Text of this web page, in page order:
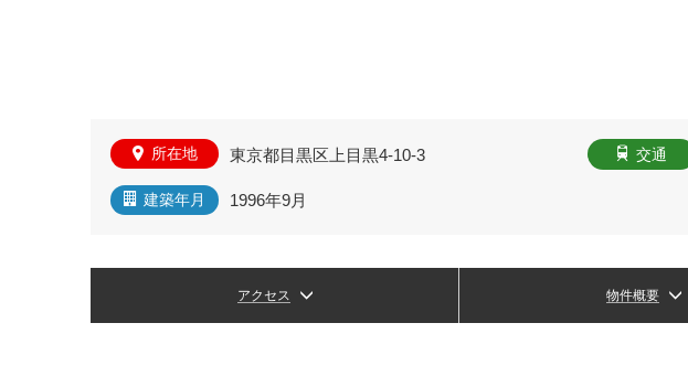
所在地 東京都目黒区上目黒4-10-3
建築年月 1996年9月
交通
アクセス 物件概要